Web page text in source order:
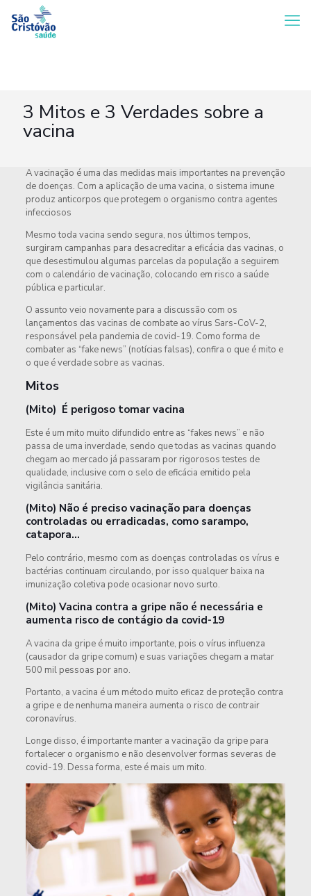
3 Mitos e 3 Verdades sobre a
vacina
A vacinação é uma das medidas mais importantes na prevenção
de doenças. Com a aplicação de uma vacina, o sistema imune
produz anticorpos que protegem o organismo contra agentes
infecciosos
Mesmo toda vacina sendo segura, nos últimos tempos,
surgiram campanhas para desacreditar a eficácia das vacinas, o
que desestimulou algumas parcelas da população a seguirem
com o calendário de vacinação, colocando em risco a saúde
pública e particular.
O assunto veio novamente para a discussão com os
lançamentos das vacinas de combate ao vírus Sars-CoV-2,
responsável pela pandemia de covid-19. Como forma de
combater as “fake news” (notícias falsas), confira o que é mito e
o que é verdade sobre as vacinas.
Mitos
(Mito) É perigoso tomar vacina
Este é um mito muito difundido entre as “fakes news” e não
passa de uma inverdade, sendo que todas as vacinas quando
chegam ao mercado já passaram por rigorosos testes de
qualidade, inclusive com o selo de eficácia emitido pela
vigilância sanitária.
(Mito) Não é preciso vacinação para doenças
controladas ou erradicadas, como sarampo,
catapora…
Pelo contrário, mesmo com as doenças controladas os vírus e
bactérias continuam circulando, por isso qualquer baixa na
imunização coletiva pode ocasionar novo surto.
(Mito) Vacina contra a gripe não é necessária e
aumenta risco de contágio da covid-19
A vacina da gripe é muito importante, pois o vírus influenza
(causador da gripe comum) e suas variações chegam a matar
500 mil pessoas por ano.
Portanto, a vacina é um método muito eficaz de proteção contra
a gripe e de nenhuma maneira aumenta o risco de contrair
coronavírus.
Longe disso, é importante manter a vacinação da gripe para
fortalecer o organismo e não desenvolver formas severas de
covid-19. Dessa forma, este é mais um mito.